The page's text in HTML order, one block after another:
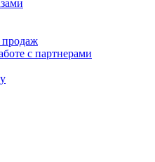
продаж
с партнерами